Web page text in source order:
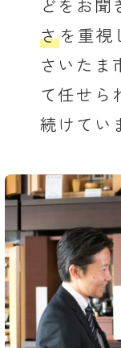
さを重視
さいたま
て任せら
続けてい